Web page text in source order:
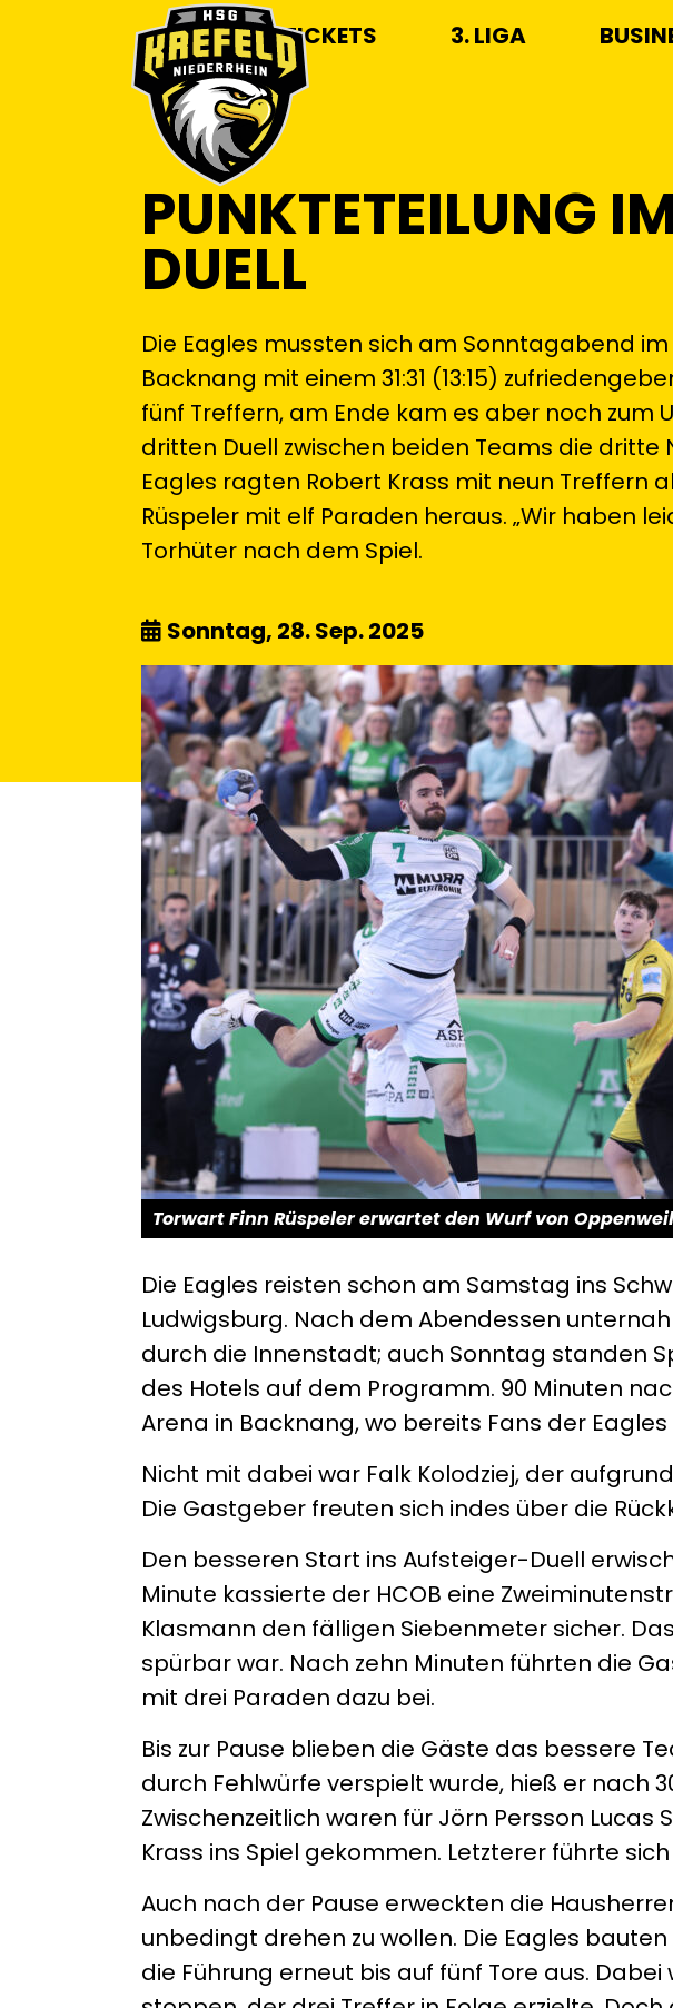
TICKETS 3. LIGA
PUNKTETEILUNG
DUELL
Die Eagles mussten sich am Sonntagabend
Backnang mit einem 31:31 (13:15)
fünf Treffern, am Ende kam es aber noch zum
dritten Duell zwischen beiden Teams die dritte
Eagles ragten Robert Krass mit neun Treffern
Rüspeler mit elf Paraden heraus. „Wir haben
Torhüter nach dem Spiel.
Sonntag, 28. Sep. 2025
Torwart Finn Rüspeler erwartet den Wurf von
Die Eagles reisten schon am Samstag ins
Ludwigsburg. Nach dem Abendessen
durch die Innen­stadt; auch Sonntag standen
des Hotels auf dem Programm. 90 Minuten
Arena in Backnang, wo bereits Fans der
Nicht mit dabei war Falk Kolodziej, der
Die Gastgeber freuten sich indes über die
Den besseren Start ins Aufsteiger-Duell
Minute kassierte der HCOB eine
Klasmann den fälligen Siebenmeter sicher.
spürbar war. Nach zehn Minuten führten die
mit drei Paraden dazu bei.
Bis zur Pause blieben die Gäste das bessere
durch Fehlwürfe verspielt wurde, hieß er nach
Zwischenzeitlich waren für Jörn Persson Lucas
Krass ins Spiel gekommen. Letzterer führte
Auch nach der Pause erweckten die
unbedingt drehen zu wollen. Die Eagles
die Führung erneut bis auf fünf Tore aus.